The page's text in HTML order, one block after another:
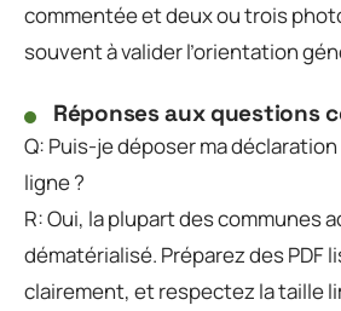
commentée et deux ou trois
souvent à valider l’orientation
Réponses aux questions
Q: Puis-je déposer ma
ligne ?
R: Oui, la plupart des communes
dématérialisé. Préparez des PDF
clairement, et respectez la taille